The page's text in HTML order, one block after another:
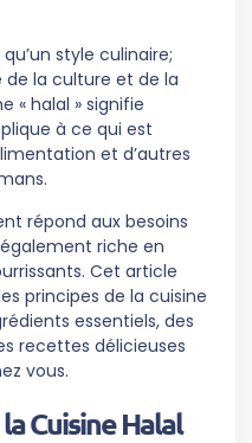
style culinaire;
de la culture et de la
« halal » signifie
à ce qui est
et d’autres
répond aux besoins
riche en
Cet article
principes de la cuisine
essentiels, des
recettes délicieuses
vous.
Cuisine Halal